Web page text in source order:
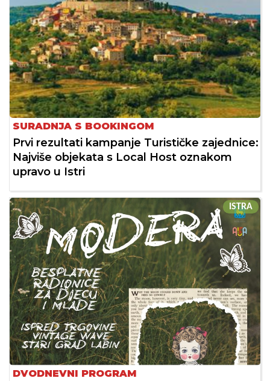
SURADNJA S BOOKINGOM
Prvi rezultati kampanje Turističke zajednice:
Najviše objekata s Local Host oznakom
upravo u Istri
ISTRA
DVODNEVNI PROGRAM